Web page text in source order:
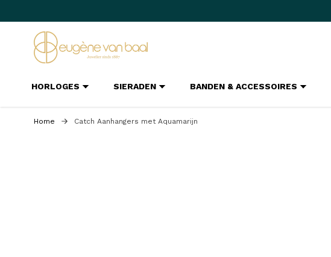
HORLOGES SIERADEN BANDEN & ACCESSOIRES
Home Catch Aanhangers met Aquamarijn